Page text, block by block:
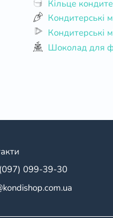
Кільце
Кондитерські
Кондитерські
Шоколад для
099-39-30